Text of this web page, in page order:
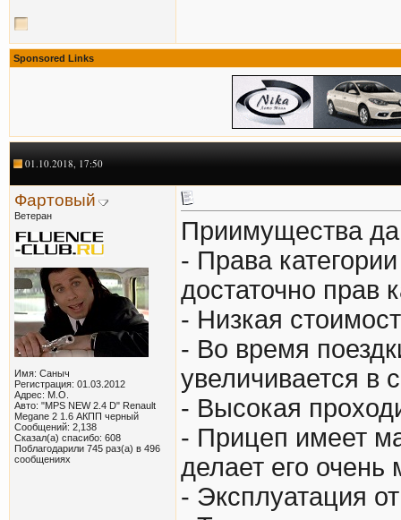
Sponsored Links
01.10.2018, 17:50
Фартовый
Ветеран
Имя: Саныч
Регистрация: 01.03.2012
Адрес: М.О.
Авто: "MPS NEW 2.4 D" Renault
Megane 2 1.6 АКПП черный
Сообщений: 2,138
Сказал(а) спасибо: 608
Поблагодарили 745 раз(а) в 496
сообщениях
Приимущества
- Права
достаточно прав
- Низкая
- Во время
увеличивается в
- Высокая
- Прицеп имеет
делает его
- Эксплуатация